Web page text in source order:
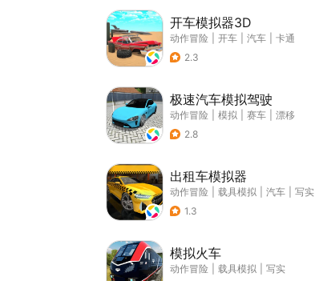
开车模拟器3D
动作冒险 开车 汽车
卡通
2.3
极速汽车模拟驾驶
动作冒险 模拟 赛车
漂移
2.8
出租车模拟器
动作冒险 载具模拟 汽车
写实
1.3
模拟火车
动作冒险 载具模拟
写实